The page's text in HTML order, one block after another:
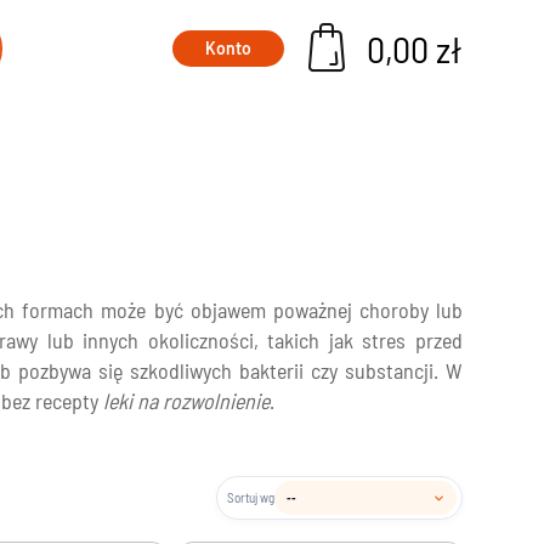
Konto 0,00 zł
dzieci
Leki wspomagające odchudzanie
Błonnik w tabletkach
Probiotyki na odchudzanie
Tabletki na odchudzanie
Tabletki na pozbycie się wody z organizmu
formach może być objawem poważnej choroby lub
lub innych okoliczności, takich jak stres przed
się szkodliwych bakterii czy substancji. W
recepty leki na rozwolnienie.
Sortuj wg